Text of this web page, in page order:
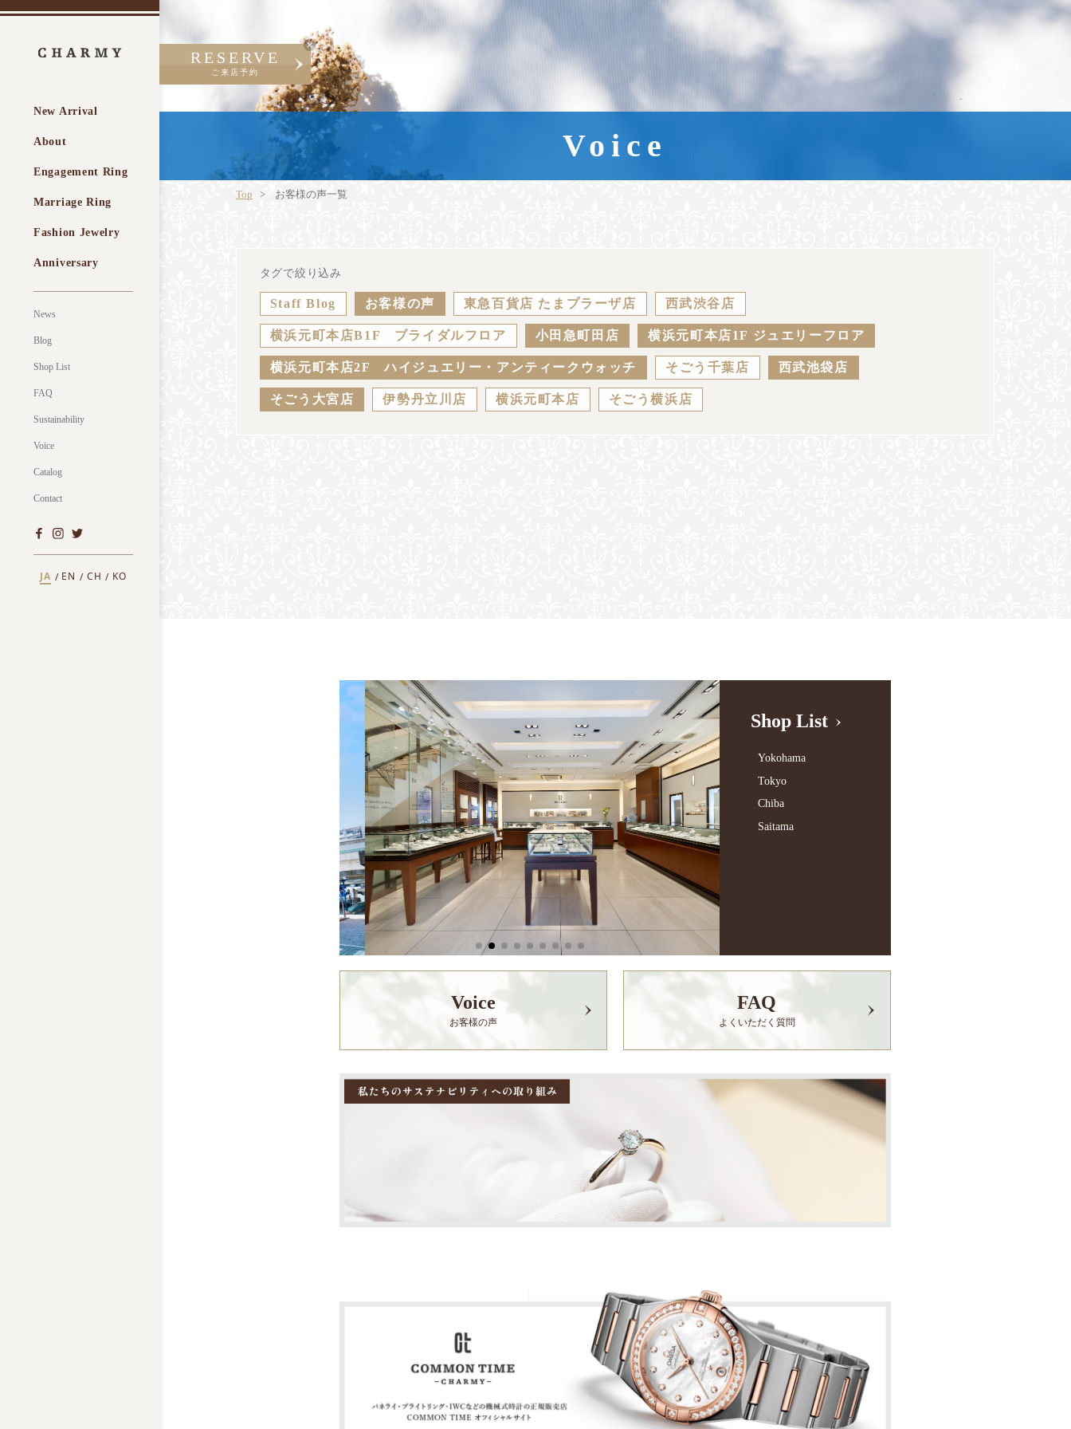
New Arrival
About
Engagement Ring
Marriage Ring
Fashion Jewelry
Anniversary
News
Blog
Shop List
FAQ
Sustainability
Voice
Catalog
Contact
JA EN CH KO
RESERVE
ご来店予約
Voice
Top お客様の声一覧
タグで絞り込み
Staff Blog お客様の声 東急百貨店 たまプラーザ店 西武渋谷店
横浜元町本店B1F ブライダルフロア 小田急町田店 横浜元町本店1F ジュエリーフロア
横浜元町本店2F ハイジュエリー・アンティークウォッチ そごう千葉店 西武池袋店
そごう大宮店 伊勢丹立川店 横浜元町本店 そごう横浜店
Shop List
Yokohama
Tokyo
Chiba
Saitama
Voice
お客様の声
FAQ
よくいただく質問